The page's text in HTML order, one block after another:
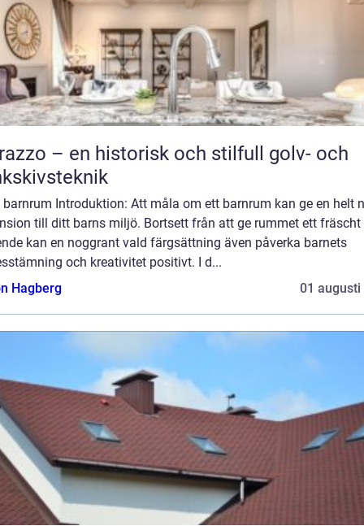
– en historisk och stilfull golv- och
Introduktion: Att måla om ett barnrum kan ge en helt
till ditt barns miljö. Bortsett från att ge rummet ett fräscht
kan en noggrant vald färgsättning även påverka barnets
och kreativitet positivt. I d...
Hagberg
01 augusti